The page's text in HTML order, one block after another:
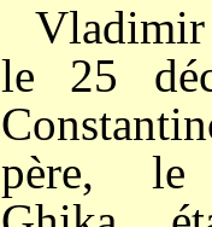
Vladimir
le 25
père, le